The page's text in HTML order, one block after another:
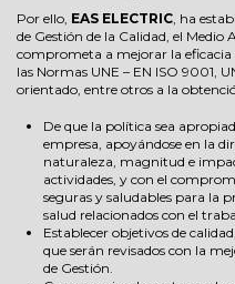
Por ello, EAS ELECTRIC, ha
de Gestión de la Calidad, el Medio
comprometa a mejorar la
las Normas UNE – EN ISO 9001,
orientado, entre otros a la
De que la política sea
empresa, apoyándose en la
naturaleza, magnitud e
actividades, y con el
seguras y saludables para la
salud relacionados con el
Establecer objetivos de
que serán revisados con la
de Gestión.